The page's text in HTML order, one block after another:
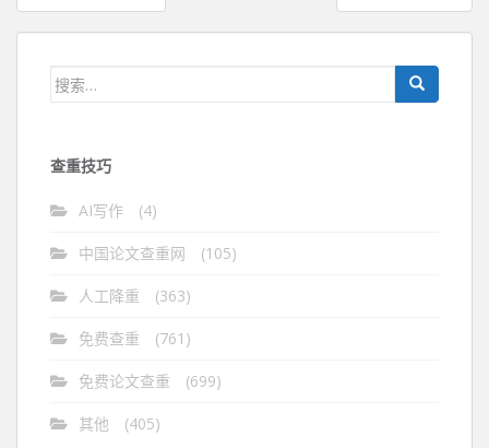
章
导
搜
查重技巧
AI写作 (4)
中国论文查重网 (105)
人工降重 (363)
免费查重 (761)
免费论文查重 (699)
其他
(405)